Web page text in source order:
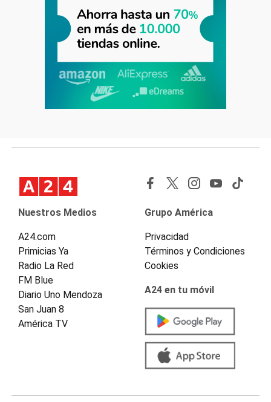
Nuestros Medios
A24.com
Primicias Ya
Radio La Red
FM Blue
Diario Uno Mendoza
San Juan 8
América TV
Grupo América
Privacidad
Términos y Condiciones
Cookies
A24 en tu móvil